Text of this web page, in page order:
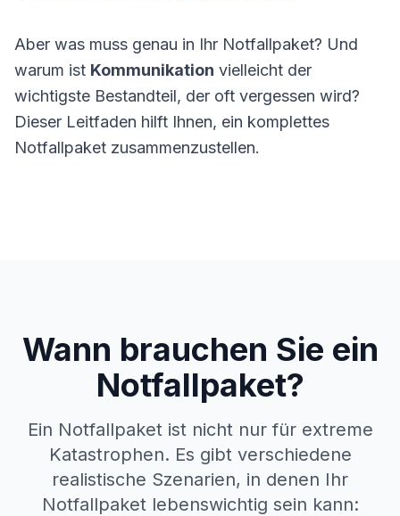
Aber was muss genau in Ihr Notfallpaket? Und
warum ist Kommunikation vielleicht der
wichtigste Bestandteil, der oft vergessen wird?
Dieser Leitfaden hilft Ihnen, ein komplettes
Notfallpaket zusammenzustellen.
Wann brauchen Sie ein
Notfallpaket?
Ein Notfallpaket ist nicht nur für extreme
Katastrophen. Es gibt verschiedene
realistische Szenarien, in denen Ihr
Notfallpaket lebenswichtig sein kann: